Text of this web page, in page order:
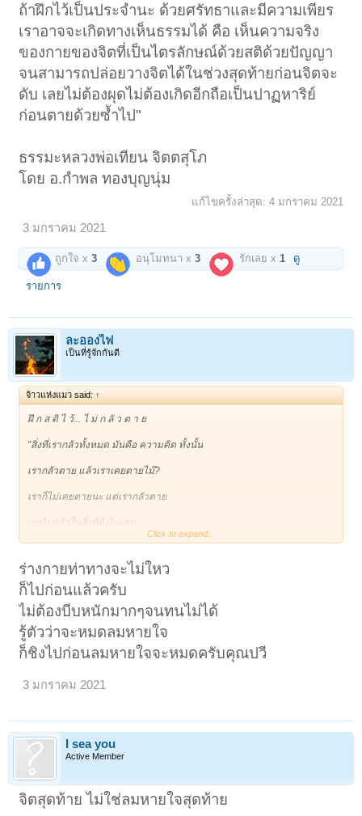
ถ้าฝึกไว้เป็นประจำนะ ด้วยศรัทธาและมีความเพียร
เราอาจจะเกิดทางเห็นธรรมได้ คือ เห็นความจริง
ของกายของจิตที่เป็นไตรลักษณ์ด้วยสติด้วยปัญญา
จนสามารถปล่อยวางจิตได้ในช่วงสุดท้ายก่อนจิตจะ
ดับ เลยไม่ต้องผุดไม่ต้องเกิดอีกถือเป็นปาฏหาริย์
ก่อนตายด้วยซ้ำไป"
ธรรมะหลวงพ่อเทียน จิตตสุโภ
โดย อ.กำพล ทองบุญนุ่ม
แก้ไขครั้งล่าสุด: 4 มกราคม 2021
3 มกราคม 2021
ถูกใจ x3 อนุโมทนา x3 รักเลย x 1 ดู
รายการ
ละอองไฟ
เป็นที่รู้จักกันดี
จ้าวแห่งแมว said: ↑
ฝึ ก ส ติ ไ ว้... ไ ม่ ก ลั ว ต า ย
"สิ่งที่เรากลัวทั้งหมด มันคือ ความคิด ทั้งนั้น
เรากลัวตาย แล้วเราเคยตายไม๊?
เราก็ไม่เคยตายนะ แต่เรากลัวตาย
เราไปกลัวในสิ่งที่ยังไม่เคย
แต่ละคนมีความเกือบตายกันอยู่ทุกคน
ความกลัวมันหลอกให้เราเป็นทุกข์ล่วงหน้า
ความตาย เป็นประสบการณ์ครั้งสุดท้ายของชีวิตเรา
เป็นบทสุดท้ายของชีวิตที่ทุกคนจะต้องเจอ
เป็นศึกชิงภพที่เราจะต้องเจออย่างหลีกเลี่ยงไม่ได้
อารมณ์ของคนใกล้ตายที่ไม่มีสติ ขาดการภาวนานี่ จะมีความฟุ้งซ่านมาก
จะมีความวิตกกังวล กลัวตาย
คนที่นั่งใกล้เรา คอยจับไม้จับมือเรา ก็ช่วยใจเราไม่ได้ ก็ยังดีกว่าปล่อยเราไว้
อยู่คนเดียว
ฉะนั้นคนไม่ผึกมา จะว้าเหว่ ขาดสคิและกลัวมาก เราต้องฝึกสติ (จิต
ภาวนา)ไว้ ถ้าคนมีสตินี่
จะรักษาจิตให้เป็นปกติได้ จะไม่หลงตาย
Click to expand...
ร่างกายท่าทางจะไม่ใหว
ก็ไปก่อนแล้วครับ
ไม่ต้องบีบหนักมากๆจนทนไม่ได้
รู้ตัวว่าจะหมดลมหายใจ
ก็ชิงไปก่อนลมหายใจจะหมดครับคุณปวี
3 มกราคม 2021
I sea you
Active Member
จิตสุดท้าย ไม่ใช่ลมหายใจสุดท้าย